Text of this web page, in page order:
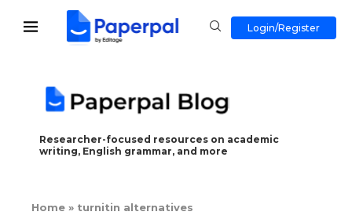
Login/Register
Researcher-focused resources on academic
writing, English grammar, and more
Home » turnitin alternatives